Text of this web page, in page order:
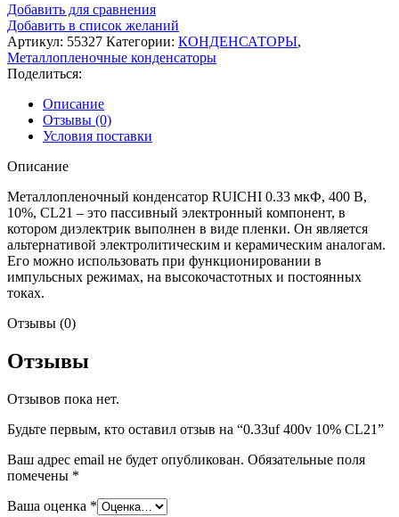
Добавить для сравнения
Добавить в список желаний
Артикул: 55327 Категории: КОНДЕНСАТОРЫ,
Металлопленочные конденсаторы
Поделиться:
Описание
Отзывы (0)
Условия поставки
Описание
Металлопленочный конденсатор RUICHI 0.33 мкФ, 400 В,
10%, CL21 – это пассивный электронный компонент, в
котором диэлектрик выполнен в виде пленки. Он является
альтернативой электролитическим и керамическим аналогам.
Его можно использовать при функционировании в
импульсных режимах, на высокочастотных и постоянных
токах.
Отзывы (0)
Отзывы
Отзывов пока нет.
Будьте первым, кто оставил отзыв на “0.33uf 400v 10% CL21”
Ваш адрес email не будет опубликован. Обязательные поля
помечены *
Ваша оценка *